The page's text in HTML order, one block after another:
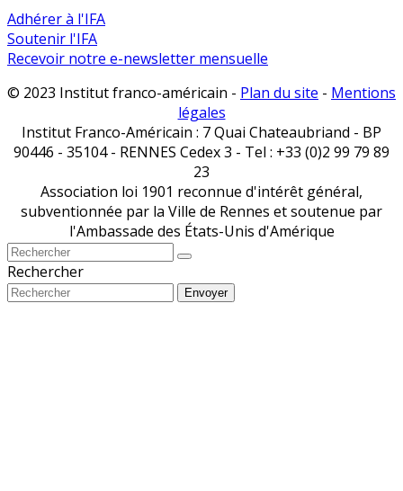
Adhérer à l'IFA
Soutenir l'IFA
Recevoir notre e-newsletter mensuelle
© 2023 Institut franco-américain - Plan du site - Mentions
légales
Institut Franco-Américain : 7 Quai Chateaubriand - BP
90446 - 35104 - RENNES Cedex 3 - Tel : +33 (0)2 99 79 89
23
Association loi 1901 reconnue d'intérêt général,
subventionnée par la Ville de Rennes et soutenue par
l'Ambassade des États-Unis d'Amérique
Rechercher
Envoyer